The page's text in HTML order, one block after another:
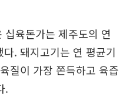
육돈가는 제주도의 연
. 돼지고기는 연 평균기
질이 가장 쫀득하고 육즙
.